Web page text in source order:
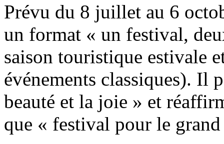
Prévu du 8 juillet au 6
un format « un festival,
saison touristique estivale
événements classiques). Il
beauté et la joie » et
que « festival pour le